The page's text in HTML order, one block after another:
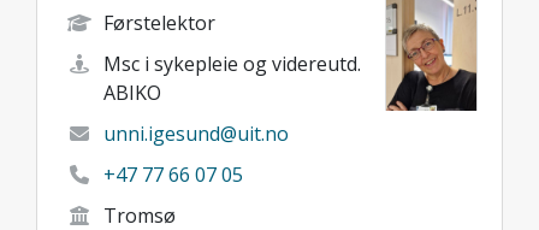
Førstelektor
Msc i sykepleie og videreutd.
ABIKO
unni.igesund@uit.no
+47 77 66 07 05
Tromsø